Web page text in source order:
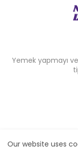
Yemek yapmayı
Our website uses